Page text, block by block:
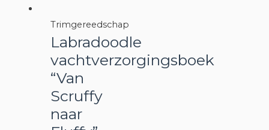
Trimgereedschap
Labradoodle
vachtverzorgingsboek
“Van
Scruffy
naar